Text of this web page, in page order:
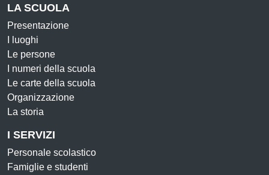
LA SCUOLA
Presentazione
I luoghi
Le persone
I numeri della scuola
Le carte della scuola
Organizzazione
La storia
I SERVIZI
Personale scolastico
Famiglie e studenti